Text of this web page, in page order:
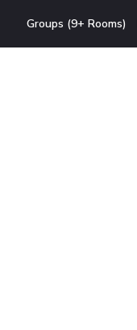
Groups (9+ Rooms)